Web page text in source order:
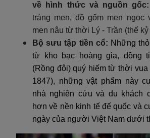
về hình thức và nguồn gốc:
tráng men, đồ gốm men ngọc
men nâu từ thời Lý - Trần (thế kỷ
Bộ sưu tập tiền cổ: Những
từ kho bạc hoàng gia, đồng
(Rồng đôi) quý hiếm từ thời vua
1847), những vật phẩm này
nhà nghiên cứu và du khách
hơn về nền kinh tế đế quốc và
ngày của người Việt Nam dưới